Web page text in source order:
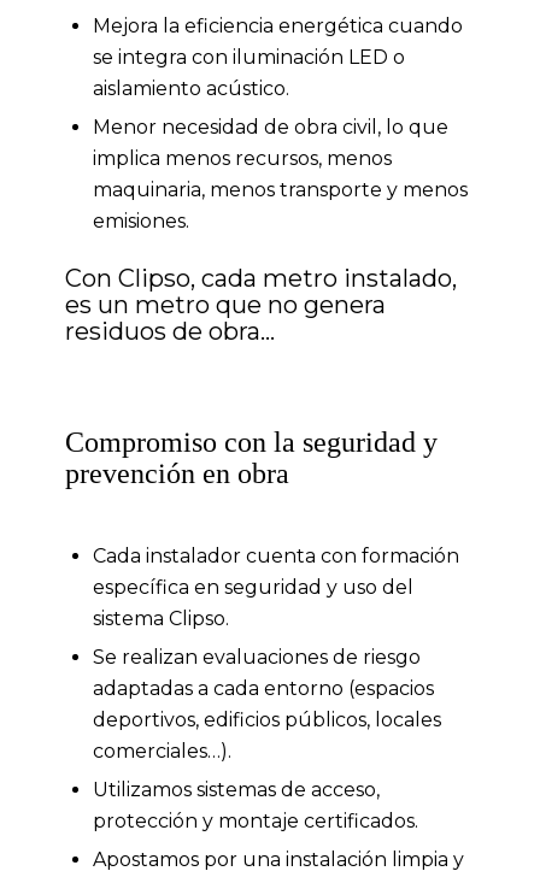
Mejora la eficiencia energética cuando
se integra con iluminación LED o
aislamiento acústico.
Menor necesidad de obra civil, lo que
implica menos recursos, menos
maquinaria, menos transporte y menos
emisiones.
Con Clipso, cada metro instalado,
es un metro que no genera
residuos de obra…
Compromiso con la seguridad y
prevención en obra
Cada instalador cuenta con formación
específica en seguridad y uso del
sistema Clipso.
Se realizan evaluaciones de riesgo
adaptadas a cada entorno (espacios
deportivos, edificios públicos, locales
comerciales…).
Utilizamos sistemas de acceso,
protección y montaje certificados.
Apostamos por una instalación limpia y